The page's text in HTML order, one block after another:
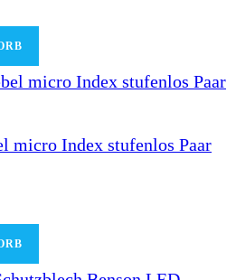
micro Index stufenlos Paar